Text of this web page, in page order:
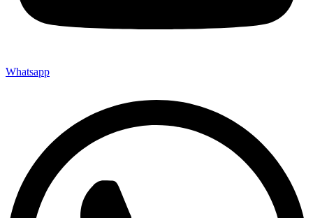
Whatsapp